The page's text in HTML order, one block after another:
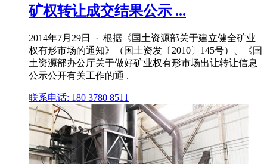
矿权转让成交结果公示 ...
2014年7月29日 · 根据《国土资源部关于建立健全矿业
权有形市场的通知》（国土资发〔2010〕145号）、《国
土资源部办公厅关于做好矿业权有形市场出让转让信息
公示公开有关工作的通 .
联系电话: 180 3780 8511